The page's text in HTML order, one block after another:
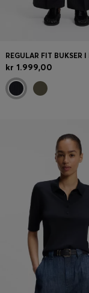
kr 1.999,00